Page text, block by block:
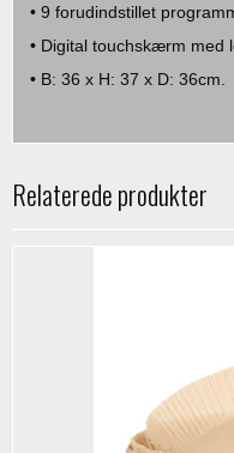
• 9 forudindstillet
• Digital touchskærm med
• B: 36 x H: 37 x D: 36cm.
Relaterede produkter